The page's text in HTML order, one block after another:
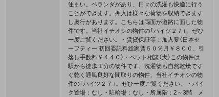
住まい。ベランダがあり、日々の洗濯も快適に行う
ことができます。押入は様々な荷物を収納できます
し奥行があります。こちらは両面が道路に面した物
件です。当社イチオシの物件の「ハイツ２７」。ぜひ
一度ご覧ください。・賃貸保証等：加入要（日本セ
ーフティー 初回委託料総家賃５０％月￥８００、引
落し手数料￥４４０）・ペット相談（犬）この物件は
駅から徒歩１分の物件です。洗濯物も自然乾燥です
ぐ乾く通風良好な間取りの物件。当社イチオシの物
件の「ハイツ２７」。ぜひ一度ご覧ください。・バイ
ク置場：なし・駐輪場：なし・所属階：2～3階 メ